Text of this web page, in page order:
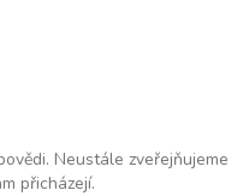
Neustále zveřejňujeme
přicházejí.